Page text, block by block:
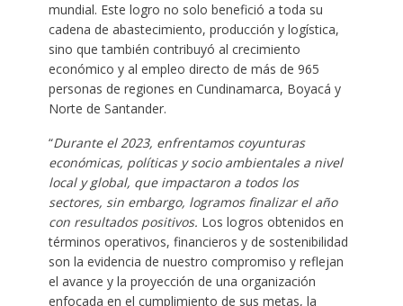
mundial. Este logro no solo benefició a toda su
cadena de abastecimiento, producción y logística,
sino que también contribuyó al crecimiento
económico y al empleo directo de más de 965
personas de regiones en Cundinamarca, Boyacá y
Norte de Santander.
“Durante el 2023, enfrentamos coyunturas
económicas, políticas y socio ambientales a nivel
local y global, que impactaron a todos los
sectores, sin embargo, logramos finalizar el año
con resultados positivos. Los logros obtenidos en
términos operativos, financieros y de sostenibilidad
son la evidencia de nuestro compromiso y reflejan
el avance y la proyección de una organización
enfocada en el cumplimiento de sus metas, la